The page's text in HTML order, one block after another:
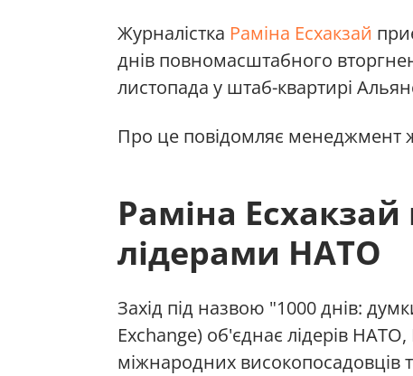
Журналістка Раміна Есхакзай
днів повномасштабного
листопада у штаб-квартирі
Про це повідомляє менеджмент
Раміна Есхакзай
лідерами НАТО
Захід під назвою "1000 днів:
Exchange) об'єднає лідерів
міжнародних високопосадовців